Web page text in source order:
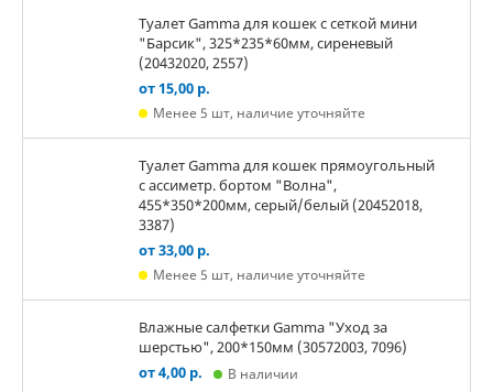
Туалет Gamma для кошек c сеткой мини
"Барсик", 325*235*60мм, сиреневый
(20432020, 2557)
от 15,00 р.
Менее 5 шт, наличие уточняйте
Туалет Gamma для кошек прямоугольный
с ассиметр. бортом "Волна",
455*350*200мм, серый/белый (20452018,
3387)
от 33,00 р.
Менее 5 шт, наличие уточняйте
Влажные салфетки Gamma "Уход за
шерстью", 200*150мм (30572003, 7096)
от 4,00 р.
В наличии